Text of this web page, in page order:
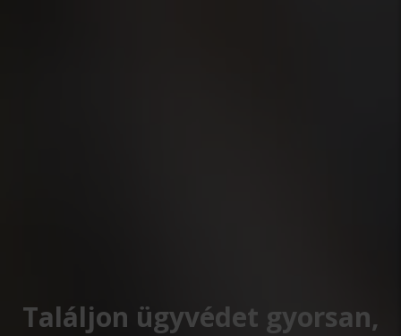
Találjon ügyvédet gyorsan,